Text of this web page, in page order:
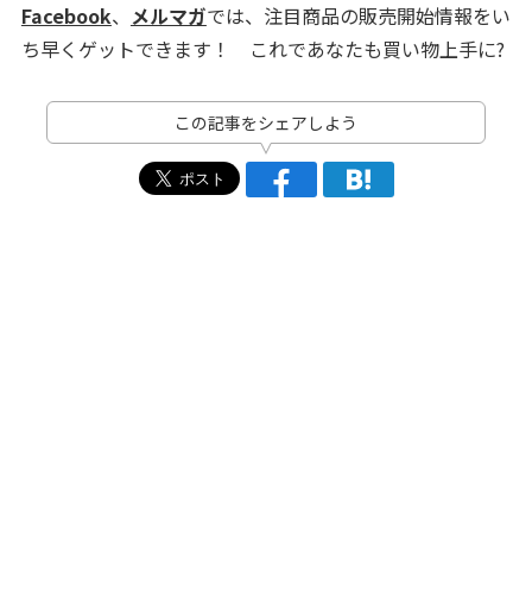
Facebook、 メルマガでは、注目商品の販売開始情報をい
ち早くゲットできます！ これであなたも買い物上手に?
この記事をシェアしよう